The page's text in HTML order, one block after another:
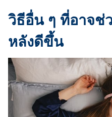
วิธีอื่น ๆ ที่อาจช่
หลังดีขึ้น